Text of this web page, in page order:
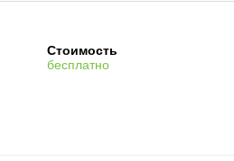
Стоимость
бесплатно